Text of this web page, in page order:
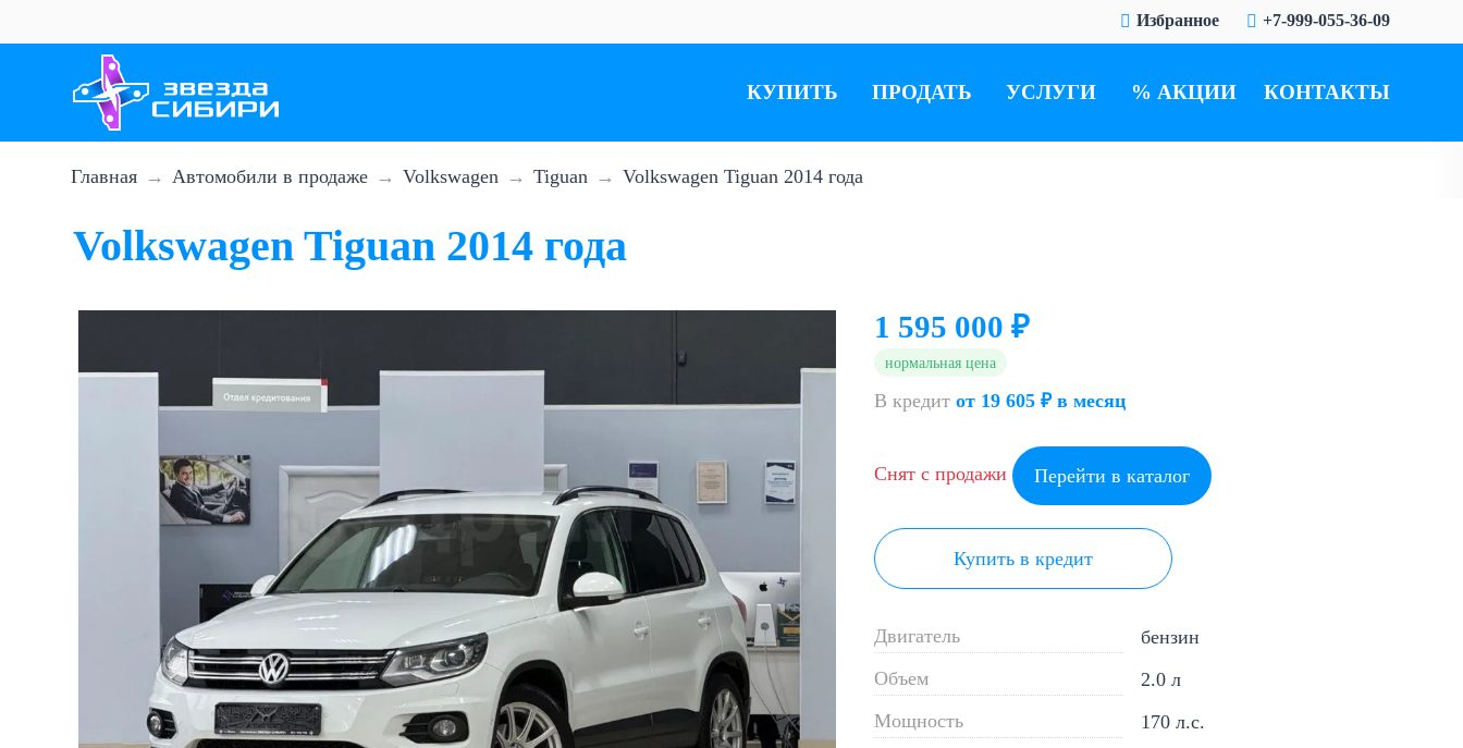
+7-999-055-36-09
Избранное
КУПИТЬ ПРОДАТЬ УСЛУГИ АКЦИИ КОНТАКТЫ
Главная Автомобили в продаже Volkswagen Tiguan Volkswagen Tiguan 2014 года
Volkswagen Tiguan 2014 года
1 595 000 ₽
нормальная цена
В кредит от 19 605 ₽ в месяц
Снят с продажи Перейти в каталог
Купить в кредит
Двигатель
бензин
Объем
2.0 л
Мощность
170 л.с.